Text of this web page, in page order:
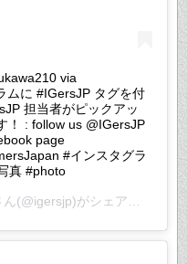
via
ムに #IGersJP タグを付
担当者がピックアッ
！ : follow us @IGersJP
page
#インスタグラ
真 #photo
(@igersjp)がシェアした投稿 –